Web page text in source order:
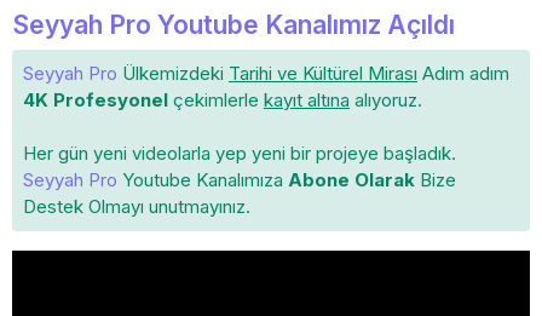
Seyyah Pro Youtube Kanalımız Açıldı
Seyyah Pro Ülkemizdeki Tarihi ve Kültürel Mirası Adım adım
4K Profesyonel çekimlerle kayıt altına alıyoruz.
Her gün yeni videolarla yep yeni bir projeye başladık.
Seyyah Pro Youtube Kanalımıza Abone Olarak Bize
Destek Olmayı unutmayınız.